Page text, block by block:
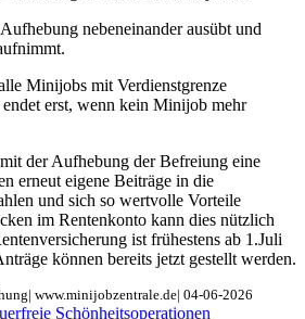
nebeneinander ausübt und
Minijobs mit Verdienstgrenze
erst, wenn kein Minijob mehr
der Aufhebung der Befreiung eine
erneut eigene Beiträge in die
und sich so wertvolle Vorteile
im Rentenkonto kann dies nützlich
ist frühestens ab 1.Juli
können bereits jetzt gestellt werden.
www.minijobzentrale.de| 04-06-2026
Schönheitsoperationen